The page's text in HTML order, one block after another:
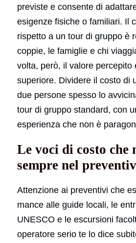
previste e consente di
esigenze fisiche o familiari. Il
rispetto a un tour di gruppo è
coppie, le famiglie e chi
volta, però, il valore percepito
superiore. Dividere il costo di
due persone spesso lo
tour di gruppo standard, con
esperienza che non è
Le voci di costo che
sempre nel
Attenzione ai preventivi che
mance alle guide locali, le
UNESCO e le escursioni
operatore serio te lo dice